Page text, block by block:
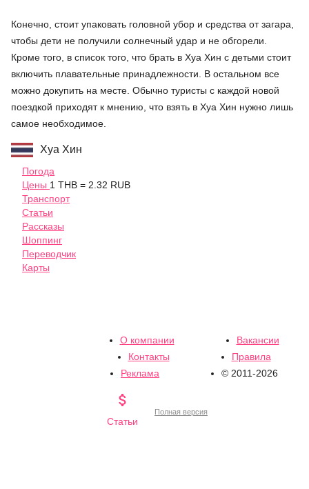
Конечно, стоит упаковать головной убор и средства от загара,
чтобы дети не получили солнечный удар и не обгорели.
Кроме того, в список того, что брать в Хуа Хин с детьми стоит
включить плавательные принадлежности. В остальном все
можно докупить на месте. Обычно туристы с каждой новой
поездкой приходят к мнению, что взять в Хуа Хин нужно лишь
самое необходимое.
Хуа Хин
Погода
Цены 1 THB = 2.32 RUB
Транспорт
Статьи
Рассказы
Шоппинг
Переводчик
Карты
О компании
Вакансии
Контакты
Правила
Реклама
© 2011-2026

Статьи
Полная версия